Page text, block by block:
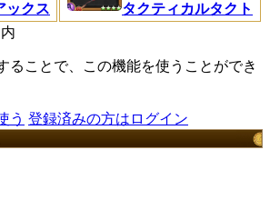
ックス
タクティカルタクト
ることで、この機能を使うことができ
う 登録済みの方はログイン